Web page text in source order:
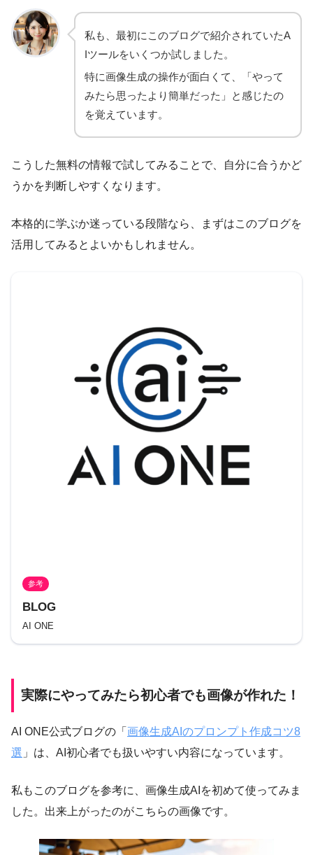
私も、最初にこのブログで紹介されていたA
Iツールをいくつか試しました。
特に画像生成の操作が面白くて、「やって
みたら思ったより簡単だった」と感じたの
を覚えています。
こうした無料の情報で試してみることで、自分に合うかど
うかを判断しやすくなります。
本格的に学ぶか迷っている段階なら、まずはこのブログを
活用してみるとよいかもしれません。
参考
BLOG
AI ONE
実際にやってみたら初心者でも画像が作れた！
AI ONE公式ブログの「 画像生成AIのプロンプト作成コツ8
選 」は、AI初心者でも扱いやすい内容になっています。
私もこのブログを参考に、画像生成AIを初めて使ってみま
した。出来上がったのがこちらの画像です。